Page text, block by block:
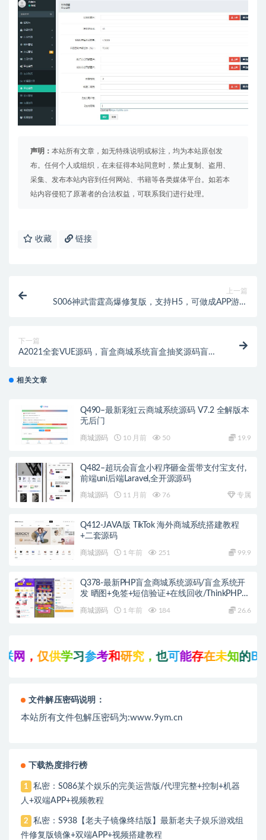
声明： 本站所有文章，如无特殊说明或标注，均为本站原创发
布。任何个人或组织，在未征得本站同意时，禁止复制、盗用、
采集、发布本站内容到任何网站、书籍等各类媒体平台。如若本
站内容侵犯了原著者的合法权益，可联系我们进行处理。
收藏 链接
上一篇
S006神武雷霆高爆修复版，支持H5，可做成APP游戏
下一篇
A2021全套VUE源码，盲盒商城系统盲盒抽奖源码盲盒
相关文章
Q490–最新彩虹云商城系统源码 V7.2 全解版本
无后门
商城源码 10 月前 50 19.9
Q482–超玩会盲盒小程序砸金蛋带支付宝支付,
前端uni后端Laravel,全开源源码
商城源码 11 月前 76 专属
Q412-JAVA版 TikTok 海外商城系统搭建教程
+二套源码
商城源码 1 年前 251 99.9
Q378-最新PHP盲盒商城系统源码/盲盒系统开
发 晒图+免签+短信验证+在线回收/ThinkPHP框
商城源码 1 年前 184 26.6
，仅 供学习参考和研究，也 可能 存在未知的BU G
文件解压密码说明：
本站所有文件包解压密码为:www.9ym.cn
下载热度排行榜
1
私密：S086某个娱乐的完美运营版/代理完整+控制+机器
人+双端APP+视频教程
2
私密：S938【老夫子镜像终结版】最新老夫子娱乐游戏组
件修复版镜像+双端APP+视频搭建教程